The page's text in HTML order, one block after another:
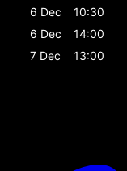
6 Dec
10:30
6 Dec
14:00
7 Dec
13:00